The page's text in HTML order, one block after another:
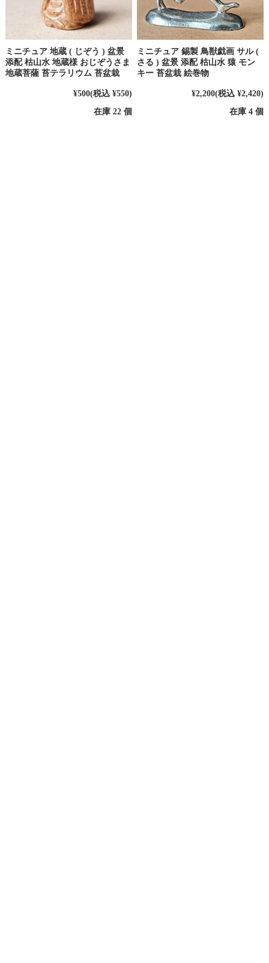
ミニチュア 地蔵 ( じぞう ) 盆景
添配 枯山水 地蔵様 おじぞうさま
地蔵菩薩 苔テラリウム 苔盆栽
¥500(税込 ¥550)
在庫 22 個
ミニチュア 錫製 鳥獣戯画 サル (
さる ) 盆景 添配 枯山水 猿 モン
キー 苔盆栽 絵巻物
¥2,200(税込 ¥2,420)
在庫 4 個